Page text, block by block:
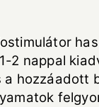
2 nappal
a hozzáadott